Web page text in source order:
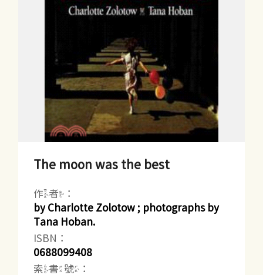
The moon was the best
作者：
by Charlotte Zolotow ; photographs by
Tana Hoban.
ISBN：
0688099408
索書號：